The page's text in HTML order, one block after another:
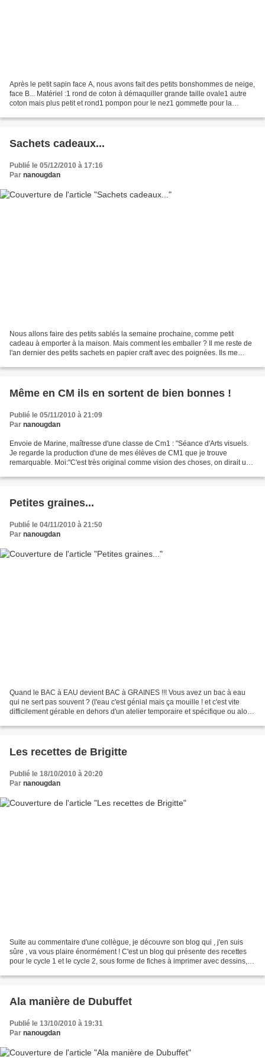
Après le petit sapin face A, nous avons fait des petits bonshommes de neige,
face B... Matériel :1 rond de coton à démaquiller grande taille ovale1 autre
coton mais plus petit et rond1 pompon pour le nez1 gommette pour la
Sachets cadeaux...
Publié le 05/12/2010 à 17:16
Par nanougdan
Nous allons faire des petits sablés la semaine prochaine, comme petit
cadeau à emporter à la maison. Mais comment les emballer ? Il me reste de
l'an dernier des petits sachets en papier craft avec des poignées. Ils me
Même en CM ils en sortent de bien bonnes !
Publié le 05/11/2010 à 21:09
Par nanougdan
Envoie de Marine, maîtresse d'une classe de Cm1 : "Séance d'Arts visuels.
Je regarde la production d'une de mes élèves de CM1 que je trouve
remarquable. Moi:"C'est très original comme vision des choses, on dirait un
Petites graines...
Publié le 04/11/2010 à 21:50
Par nanougdan
Quand le BAC à EAU devient BAC à GRAINES !!! Vous avez un bac à eau
qui ne sert pas souvent ? (l'eau c'est génial mais ça mouille ! et c'est vite
difficilement gérable en dehors d'un atelier temporaire et spécifique ou alors
Les recettes de Brigitte
Publié le 18/10/2010 à 20:20
Par nanougdan
Suite au commentaire d'une collègue, je découvre son blog qui , j'en suis
sûre , va vous plaire énormément ! C'est un blog qui présente des recettes
pour le cycle 1 et le cycle 2, sous forme de fiches à imprimer avec dessins,
Ala manière de Dubuffet
Publié le 13/10/2010 à 19:31
Par nanougdan